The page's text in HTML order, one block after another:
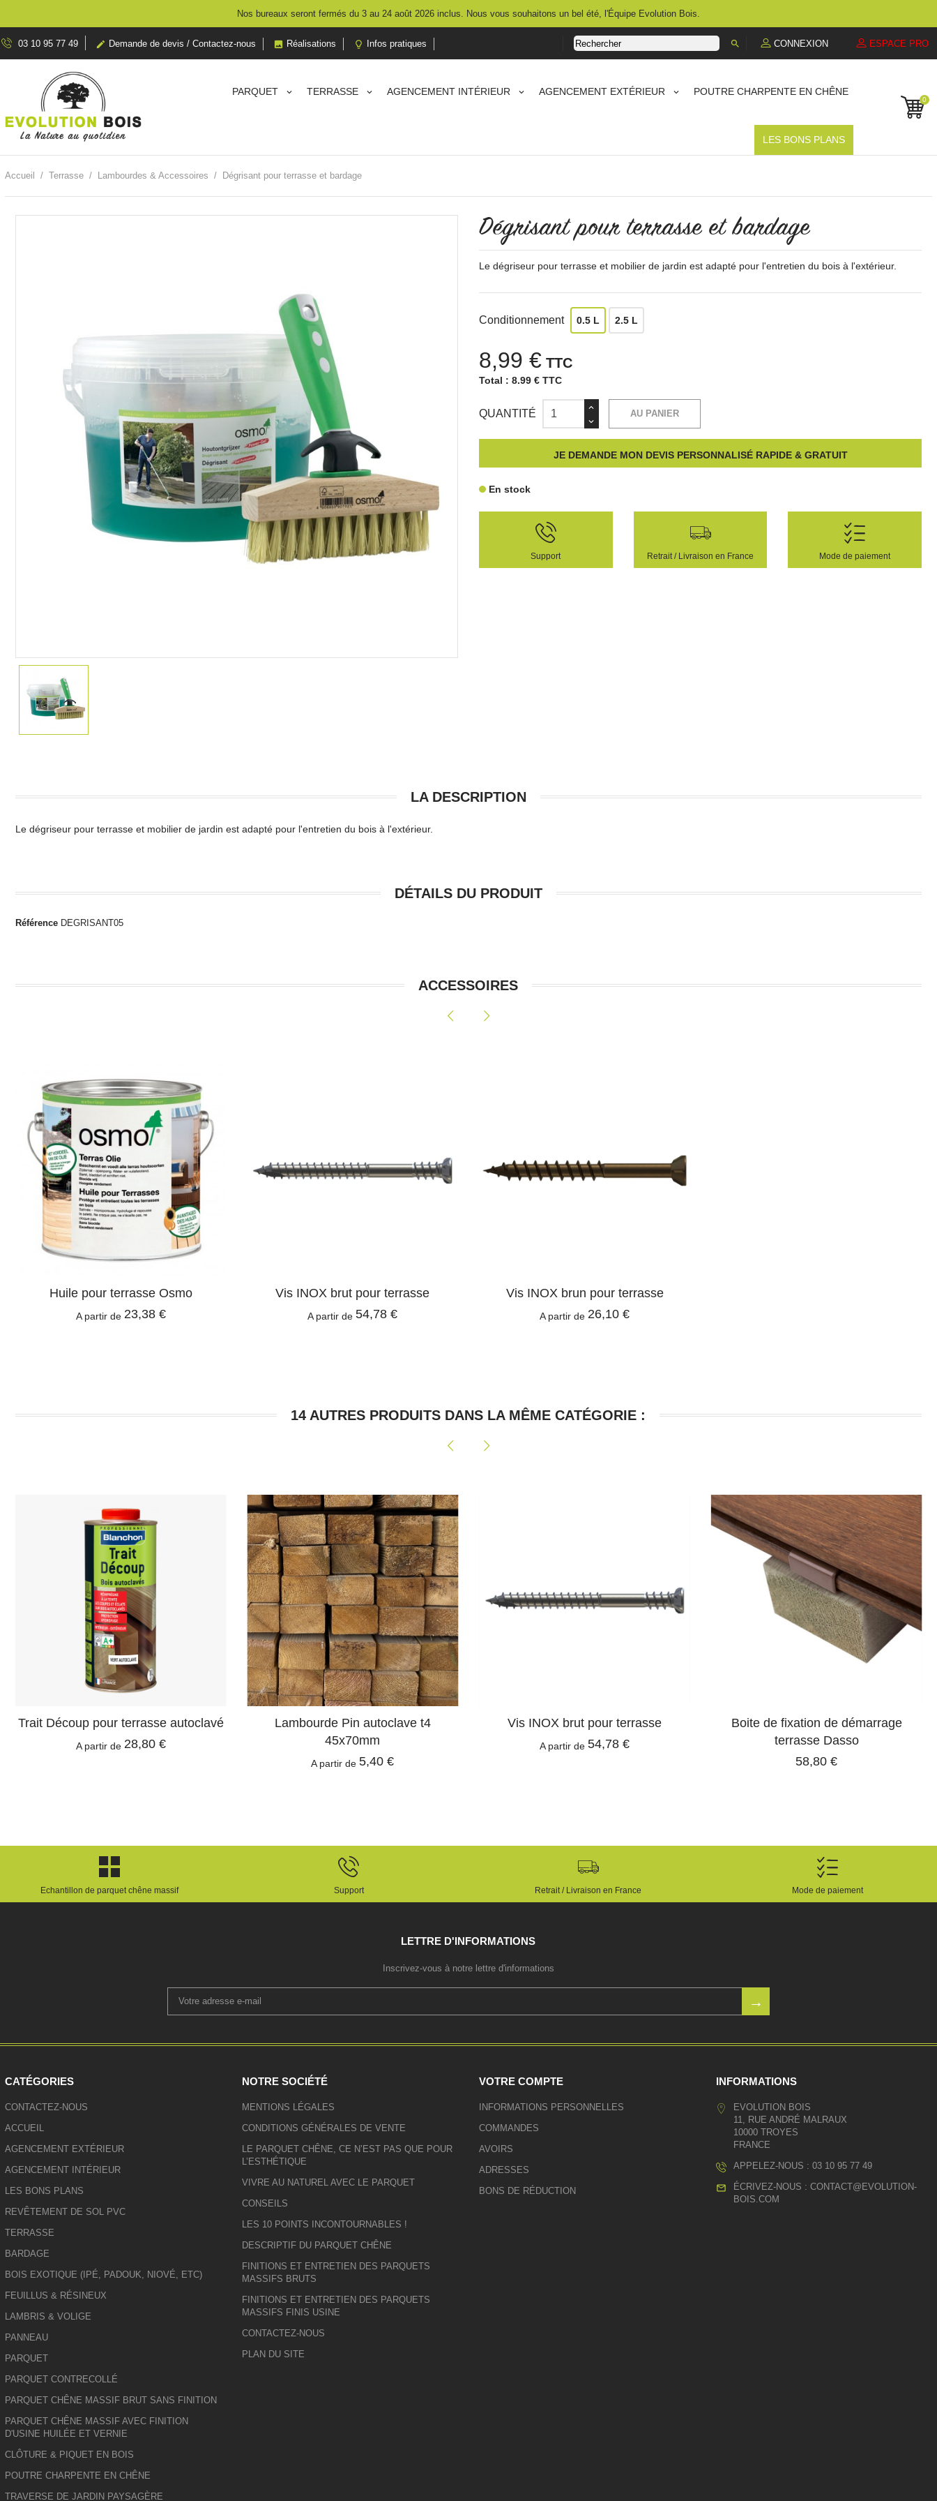
Nos bureaux seront fermés du 3 au 24 août 2026 inclus. Nous vous souhaitons un bel été, l'Équipe Evolution Bois.
03 10 95 77 49  Demande de devis / Contactez-nous  Réalisations  Infos pratiques  CONNEXION ESPACE PRO
PARQUET TERRASSE AGENCEMENT INTÉRIEUR AGENCEMENT EXTÉRIEUR POUTRE CHARPENTE EN CHÊNE
LES BONS PLANS
0
Accueil Terrasse Lambourdes & Accessoires Dégrisant pour terrasse et bardage
Dégrisant pour terrasse et bardage
Le dégriseur pour terrasse et mobilier de jardin est adapté pour l'entretien du bois à l'extérieur.
Conditionnement 0.5 L 2.5 L
8,99 € TTC
Total : 8.99 € TTC
QUANTITÉ AU PANIER
JE DEMANDE MON DEVIS PERSONNALISÉ RAPIDE & GRATUIT
En stock
Support Retrait / Livraison en France Mode de paiement
LA DESCRIPTION
Le dégriseur pour terrasse et mobilier de jardin est adapté pour l'entretien du bois à l'extérieur.
DÉTAILS DU PRODUIT
Référence DEGRISANT05
ACCESSOIRES
Huile pour terrasse Osmo
A partir de 23,38 €
Vis INOX brut pour terrasse
A partir de 54,78 €
Vis INOX brun pour terrasse
A partir de 26,10 €
14 AUTRES PRODUITS DANS LA MÊME CATÉGORIE :
Trait Découp pour terrasse autoclavé
A partir de 28,80 €
Lambourde Pin autoclave t4
45x70mm
A partir de 5,40 €
Vis INOX brut pour terrasse
A partir de 54,78 €
Boite de fixation de démarrage
terrasse Dasso
58,80 €
Echantillon de parquet chêne massif Support Retrait / Livraison en France Mode de paiement
LETTRE D'INFORMATIONS
Inscrivez-vous à notre lettre d'informations
CATÉGORIES
CONTACTEZ-NOUS
ACCUEIL
AGENCEMENT EXTÉRIEUR
AGENCEMENT INTÉRIEUR
LES BONS PLANS
REVÊTEMENT DE SOL PVC
TERRASSE
BARDAGE
BOIS EXOTIQUE (IPÉ, PADOUK, NIOVÉ, ETC)
FEUILLUS & RÉSINEUX
LAMBRIS & VOLIGE
PANNEAU
PARQUET
PARQUET CONTRECOLLÉ
PARQUET CHÊNE MASSIF BRUT SANS FINITION
PARQUET CHÊNE MASSIF AVEC FINITION
D'USINE HUILÉE ET VERNIE
CLÔTURE & PIQUET EN BOIS
POUTRE CHARPENTE EN CHÊNE
TRAVERSE DE JARDIN PAYSAGÈRE
NOTRE SOCIÉTÉ
MENTIONS LÉGALES
CONDITIONS GÉNÉRALES DE VENTE
LE PARQUET CHÊNE, CE N’EST PAS QUE POUR
L’ESTHÉTIQUE
VIVRE AU NATUREL AVEC LE PARQUET
CONSEILS
LES 10 POINTS INCONTOURNABLES !
DESCRIPTIF DU PARQUET CHÊNE
FINITIONS ET ENTRETIEN DES PARQUETS
MASSIFS BRUTS
FINITIONS ET ENTRETIEN DES PARQUETS
MASSIFS FINIS USINE
CONTACTEZ-NOUS
PLAN DU SITE
VOTRE COMPTE
INFORMATIONS PERSONNELLES
COMMANDES
AVOIRS
ADRESSES
BONS DE RÉDUCTION
INFORMATIONS
EVOLUTION BOIS
11, RUE ANDRÉ MALRAUX
10000 TROYES
FRANCE
APPELEZ-NOUS :03 10 95 77 49
ÉCRIVEZ-NOUS :CONTACT@EVOLUTION-
BOIS.COM